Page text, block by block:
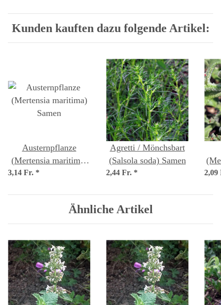
Kunden kauften dazu folgende Artikel:
Austernpflanze
(Mertensia maritima)
Samen
3,14 Fr. *
Agretti / Mönchsbart
(Salsola soda) Samen
2,44 Fr. *
Ähnliche Artikel